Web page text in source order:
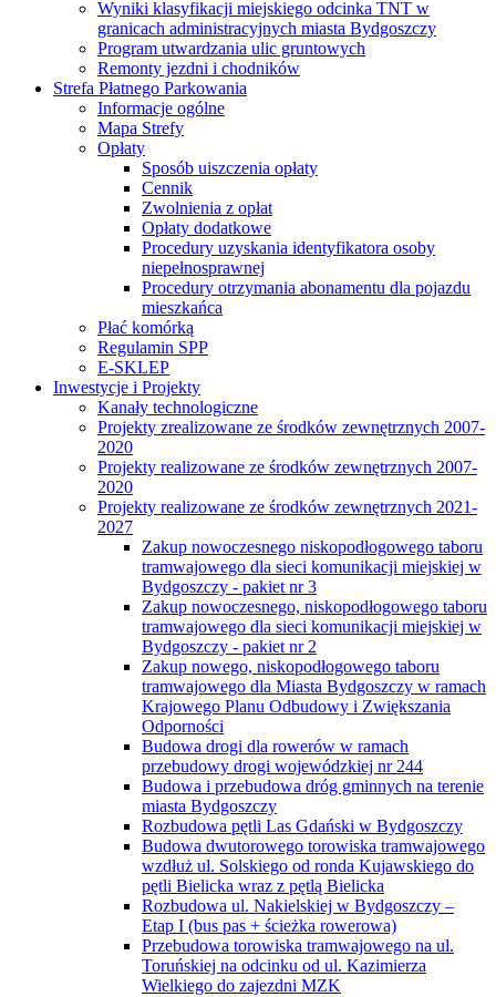
Wyniki klasyfikacji miejskiego odcinka TNT w
granicach administracyjnych miasta Bydgoszczy
Program utwardzania ulic gruntowych
Remonty jezdni i chodników
Strefa Płatnego Parkowania
Informacje ogólne
Mapa Strefy
Opłaty
Sposób uiszczenia opłaty
Cennik
Zwolnienia z opłat
Opłaty dodatkowe
Procedury uzyskania identyfikatora osoby
niepełnosprawnej
Procedury otrzymania abonamentu dla pojazdu
mieszkańca
Płać komórką
Regulamin SPP
E-SKLEP
Inwestycje i Projekty
Kanały technologiczne
Projekty zrealizowane ze środków zewnętrznych 2007-
2020
Projekty realizowane ze środków zewnętrznych 2007-
2020
Projekty realizowane ze środków zewnętrznych 2021-
2027
Zakup nowoczesnego niskopodłogowego taboru
tramwajowego dla sieci komunikacji miejskiej w
Bydgoszczy - pakiet nr 3
Zakup nowoczesnego, niskopodłogowego taboru
tramwajowego dla sieci komunikacji miejskiej w
Bydgoszczy - pakiet nr 2
Zakup nowego, niskopodłogowego taboru
tramwajowego dla Miasta Bydgoszczy w ramach
Krajowego Planu Odbudowy i Zwiększania
Odporności
Budowa drogi dla rowerów w ramach
przebudowy drogi wojewódzkiej nr 244
Budowa i przebudowa dróg gminnych na terenie
miasta Bydgoszczy
Rozbudowa pętli Las Gdański w Bydgoszczy
Budowa dwutorowego torowiska tramwajowego
wzdłuż ul. Solskiego od ronda Kujawskiego do
pętli Bielicka wraz z pętlą Bielicka
Rozbudowa ul. Nakielskiej w Bydgoszczy –
Etap I (bus pas + ścieżka rowerowa)
Przebudowa torowiska tramwajowego na ul.
Toruńskiej na odcinku od ul. Kazimierza
Wielkiego do zajezdni MZK